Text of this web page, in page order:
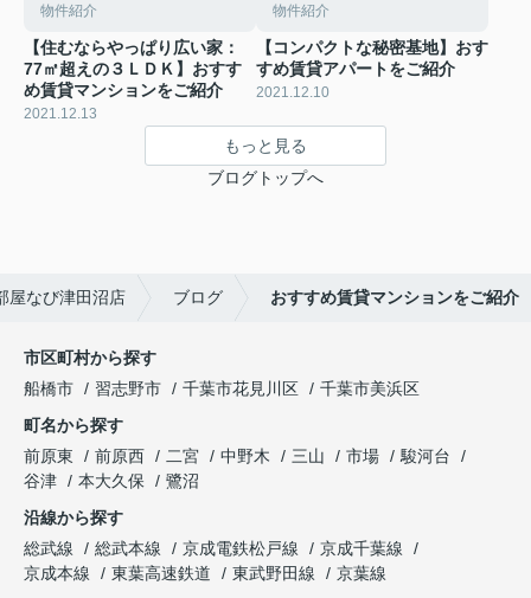
物件紹介
【住むならやっぱり広い家：
77㎡超えの３ＬＤＫ】おすす
め賃貸マンションをご紹介
2021.12.13
物件紹介
【コンパクトな秘密基地】おす
すめ賃貸アパートをご紹介
2021.12.10
もっと見る
ブログトップへ
屋なび津田沼店 ブログ おすすめ賃貸マンションをご紹介
市区町村から探す
船橋市
習志野市 千葉市花見川区
千葉市美浜区
町名から探す
前原東
前原西 二宮 中野木 三山 市場
駿河台
谷津
本大久保
鷺沼
沿線から探す
総武線
総武本線 京成電鉄松戸線
京成千葉線
京成本線
東葉高速鉄道 東武野田線
京葉線